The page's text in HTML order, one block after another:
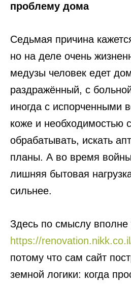
проблему дома
Седьмая причина
но на деле очень
медузы человек едет
раздражённый, с
иногда с испорченными
коже и необходимостью
обрабатывать, искать
планы. А во время
лишняя бытовая
сильнее.
Здесь по смыслу вполне
https://
потому что сам сайт
земной логики: когда